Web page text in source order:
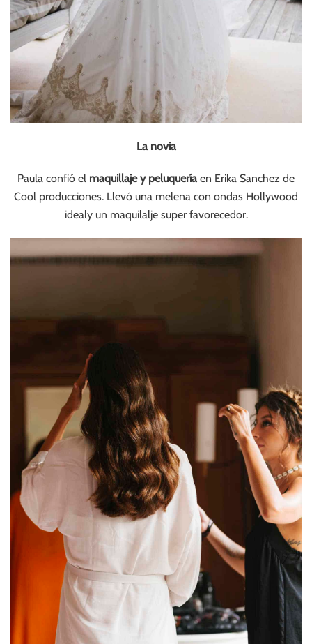
La novia
Paula confió el maquillaje y peluqueríaen Erika Sanchez de
Cool producciones. Llevó una melena con ondas Hollywood
idealy un maquilalje super favorecedor.